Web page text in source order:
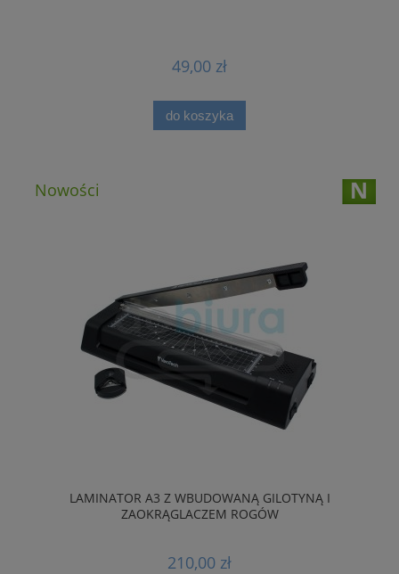
49,00 zł
do koszyka
Nowości
LAMINATOR A3 Z WBUDOWANĄ GILOTYNĄ I
ZAOKRĄGLACZEM ROGÓW
210,00 zł